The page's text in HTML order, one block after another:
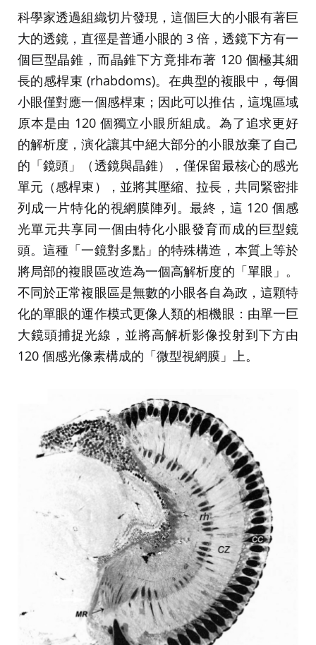
科學家透過組織切片發現，這個巨大的小眼有著巨
大的透鏡，直徑是普通小眼的 3 倍，透鏡下方有一
個巨型晶錐，而晶錐下方竟排布著 120 個極其細
長的感桿束 (rhabdoms)。在典型的複眼中，每個
小眼僅對應一個感桿束；因此可以推估，這塊區域
原本是由 120 個獨立小眼所組成。為了追求更好
的解析度，演化讓其中絕大部分的小眼放棄了自己
的「鏡頭」（透鏡與晶錐），僅保留最核心的感光
單元（感桿束），並將其壓縮、拉長，共同緊密排
列成一片特化的視網膜陣列。最終，這 120 個感
光單元共享同一個由特化小眼發育而成的巨型鏡
頭。這種「一鏡對多點」的特殊構造，本質上等於
將局部的複眼區改造為一個高解析度的「單眼」。
不同於正常複眼區是無數的小眼各自為政，這顆特
化的單眼的運作模式更像人類的相機眼：由單一巨
大鏡頭捕捉光線，並將高解析影像投射到下方由
120 個感光像素構成的「微型視網膜」上。